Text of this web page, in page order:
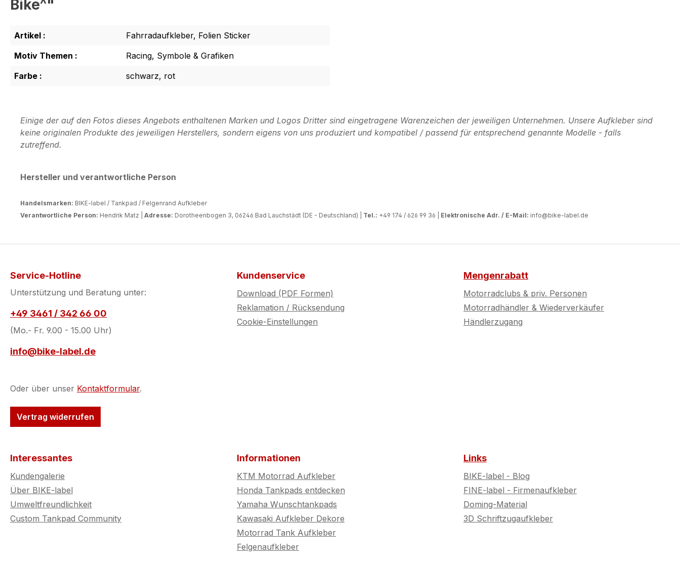
Bike^"
Artikel :
Fahrradaufkleber, Folien Sticker
Motiv Themen :
Racing, Symbole & Grafiken
Farbe :
schwarz, rot
Einige der auf den Fotos dieses Angebots enthaltenen Marken und Logos Dritter sind eingetragene Warenzeichen der jeweiligen Unternehmen. Unsere Aufkleber sind
keine originalen Produkte des jeweiligen Herstellers, sondern eigens von uns produziert und kompatibel / passend für entsprechend genannte Modelle - falls
zutreffend.
Hersteller und verantwortliche Person
Handelsmarken: BIKE-label / Tankpad / Felgenrand Aufkleber
Verantwortliche Person: Hendrik Matz | Adresse: Dorotheenbogen 3, 06246 Bad Lauchstädt (DE - Deutschland) | Tel.: +49 174 / 626 99 36 | Elektronische Adr. / E-Mail: info@bike-label.de
Service-Hotline
Unterstützung und Beratung unter:
+49 3461 / 342 66 00
(Mo.- Fr. 9.00 - 15.00 Uhr)
info@bike-label.de
Oder über unser Kontaktformular.
Vertrag widerrufen
Kundenservice
Download (PDF Formen)
Reklamation / Rücksendung
Cookie-Einstellungen
Mengenrabatt
Motorradclubs & priv. Personen
Motorradhändler & Wiederverkäufer
Händlerzugang
Interessantes
Kundengalerie
Über BIKE-label
Umweltfreundlichkeit
Custom Tankpad Community
Informationen
KTM Motorrad Aufkleber
Honda Tankpads entdecken
Yamaha Wunschtankpads
Kawasaki Aufkleber Dekore
Motorrad Tank Aufkleber
Felgenaufkleber
Links
BIKE-label - Blog
FINE-label - Firmenaufkleber
Doming-Material
3D Schriftzugaufkleber